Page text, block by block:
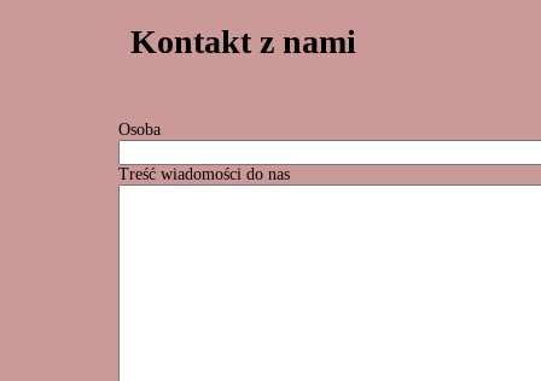
Kontakt z nami
Osoba
Treść wiadomości do nas